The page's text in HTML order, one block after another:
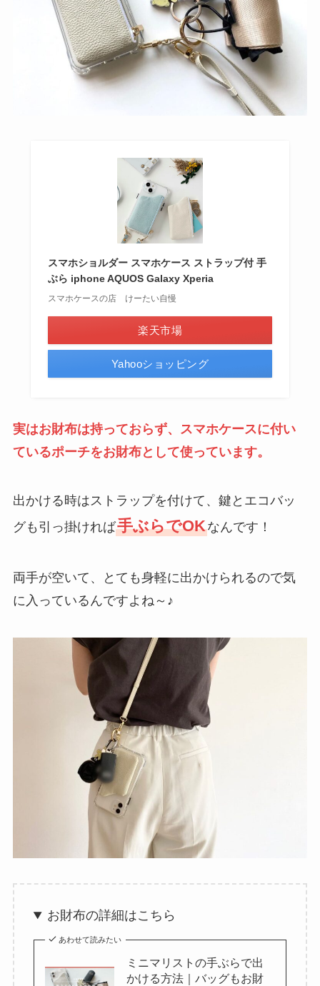
スマホショルダー スマホケース ストラップ付 手
ぶら iphone AQUOS Galaxy Xperia
スマホケースの店 けーたい自慢
楽天市場
Yahooショッピング
実はお財布は持っておらず、スマホケースに付い
ているポーチをお財布として使っています。
出かける時はストラップを付けて、鍵とエコバッ
グも引っ掛ければ手ぶらでOKなんです！
両手が空いて、とても身軽に出かけられるので気
に入っているんですよね～♪
お財布の詳細はこちら
あわせて読みたい
ミニマリストの手ぶらで出
かける方法｜バッグもお財